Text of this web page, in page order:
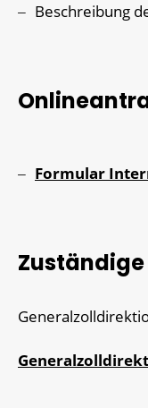
Beschreibung
Formular